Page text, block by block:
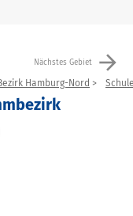
Nächstes Gebiet arrow_forward
Hamburg-Nord